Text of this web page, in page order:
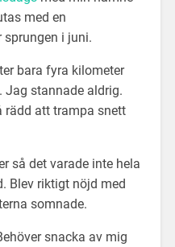
med en
i juni.
bara fyra kilometer
Jag stannade aldrig.
rädd att trampa snett
så det varade inte hela
Blev riktigt nöjd med
somnade.
snacka av mig